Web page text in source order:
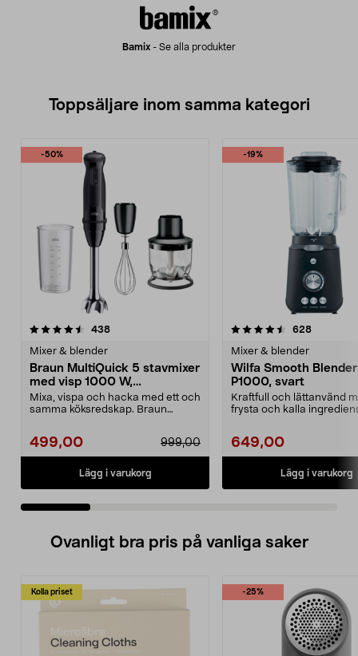
Bamix - Se alla produkter
Toppsäljare inom samma kategori
-50%
438recensioner
Mixer & blender
Braun MultiQuick 5 stavmixer
med visp 1000 W,
MQ50202M
Mixa, vispa och hacka med ett och
samma köksredskap. Braun
499,00 999,00
Lägg i varukorg
-19%
4.5 av 5 stjärnor 628
Mixer & blender
Wilfa Smooth
P1000, svart
Kraftfull och lättanvänd
frysta och kalla
649,00
Lägg i varukorg
4.5 av 5 stjärnor
Ovanligt bra pris på vanliga saker
Kolla priset -25%